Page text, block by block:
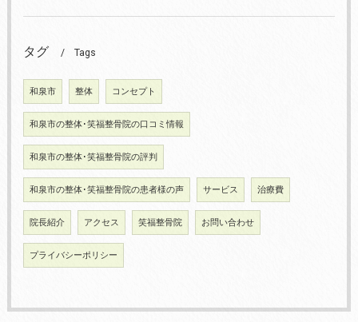
タグ Tags
和泉市 整体 コンセプト
和泉市の整体･笑福整骨院の口コミ情報
和泉市の整体･笑福整骨院の評判
和泉市の整体･笑福整骨院の患者様の声 サービス 治療費
院長紹介 アクセス 笑福整骨院 お問い合わせ
プライバシーポリシー